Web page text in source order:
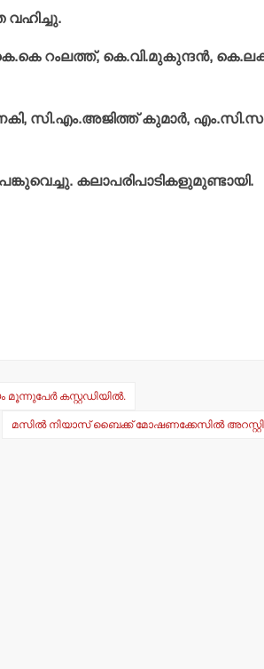
വഹിച്ചു.
റംലത്ത്, കെ.വി.മുകുന്ദന്‍,
സി.എം.അജിത്ത് കുമാര്‍,
കലാപരിപാടികളുമുണ്ടായി.
കസ്റ്റഡിയില്‍.
മസില്‍ നിയാസ് ബൈക്ക് മോഷണക്കേസില്‍